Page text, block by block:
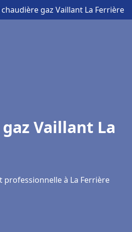
chaudière gaz Vaillant La Ferrière
Vaillant La
à La Ferrière